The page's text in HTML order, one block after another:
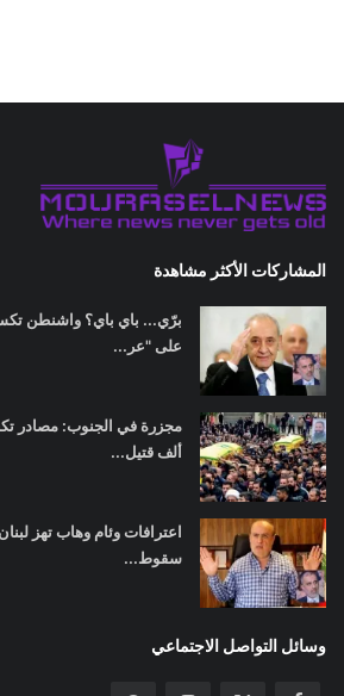
المشاركات الأكثر مشاهدة
برّي... باي باي؟ واشنطن
على "عر...
ألف قتيل...
اعترافات وئام وهاب تهز
سقوط...
وسائل التواصل الاجتماعي